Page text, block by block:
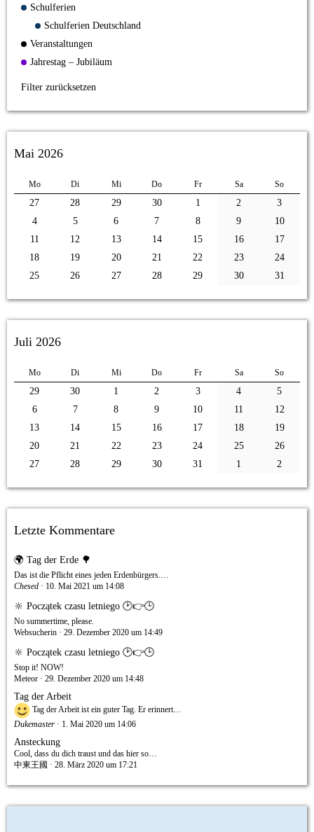
Schulferien
Schulferien Deutschland
Veranstaltungen
Jahrestag – Jubiläum
Filter zurücksetzen
Mai 2026
Mo Di Mi Do Fr Sa So
27 28 29 30 1 2
3
4
5 6 7 8 9
10
11
12 13 14 15 16
17
18
19 20 21 22 23
24
25
26 27 28 29 30 31
Juli 2026
Mo Di Mi Do Fr Sa So
29 30 1 2 3 4
5
6
7 8 9 10 11
12
13
14 15 16 17 18
19
20
21 22 23 24 25
26
27
28 29 30 31 1 2
Letzte Kommentare
🌍 Tag der Erde 🌳
Das ist die Pflicht eines jeden Erdenbürgers.…
Chesed
10. Mai 2021 um 14:08
🔆 Początek czasu letniego 🕑👉🕒
No summertime, please.
Websucherin
29. Dezember 2020 um 14:49
🔆 Początek czasu letniego 🕑👉🕒
Stop it! NOW!
Meteor
29. Dezember 2020 um 14:48
Tag der Arbeit
Tag der Arbeit ist ein guter Tag. Er erinnert…
Dukemaster
1. Mai 2020 um 14:06
Ansteckung
Cool, dass du dich traust und das hier so…
中東王國
28. März 2020 um 17:21